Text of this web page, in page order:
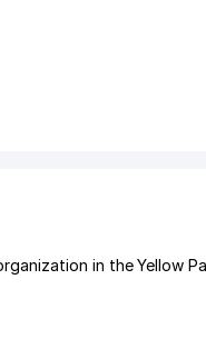
in the Yellow